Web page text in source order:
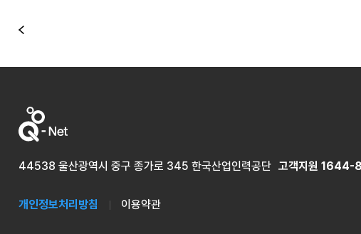
44538 울산광역시 중구 종가로 345 한국산업인력공단 고객지원 1644-
개인정보처리방침 이용약관